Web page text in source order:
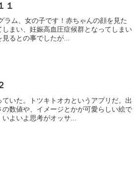
１
ム、女の子です！赤ちゃんの顔を見た
まい、妊娠高血圧症候群となってしまい
るとの事でしたが...
いた。トツキトオカというアプリだ。出
数値や、イメージとかが可愛らしい絵で
よいよ思考がオッサ...